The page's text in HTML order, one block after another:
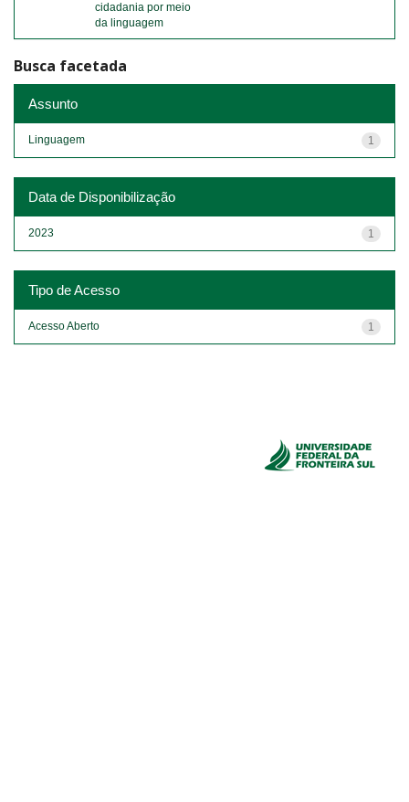
cidadania por meio
da linguagem
Busca facetada
Assunto
1
Linguagem
Data de Disponibilização
1
2023
Tipo de Acesso
1
Acesso Aberto